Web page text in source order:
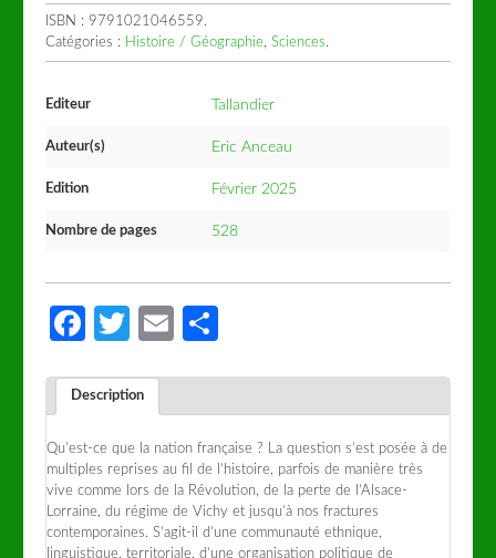
ISBN : 9791021046559.
Catégories : Histoire / Géographie,Sciences.
Editeur Tallandier
Auteur(s) Eric Anceau
Edition Février 2025
Nombre de pages 528
Facebook
Twitter
Email
Description
Qu’est-ce que la nation française ? La question s’est posée à de
multiples reprises au fil de l’histoire, parfois de manière très
vive comme lors de la Révolution, de la perte de l’Alsace-
Lorraine, du régime de Vichy et jusqu’à nos fractures
contemporaines. S’agit-il d’une communauté ethnique,
linguistique, territoriale, d’une organisation politique de